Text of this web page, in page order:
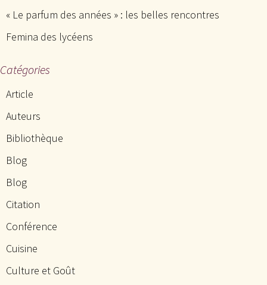
« Le parfum des années » : les belles rencontres
Femina des lycéens
Catégories
Article
Auteurs
Bibliothèque
Blog
Blog
Citation
Conférence
Cuisine
Culture et Goût